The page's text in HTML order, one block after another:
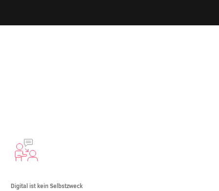
Digital ist kein Selbstzweck